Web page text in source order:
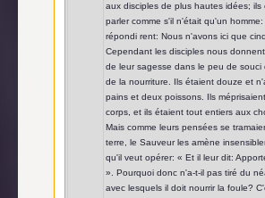
aux disciples de plus hautes idées; ils
parler comme s'il n'était qu'un
répondi rent: Nous n'avons ici que
Cependant les disciples nous
de leur sagesse dans le peu de souci
de la nourriture. Ils étaient douze et
pains et deux poissons. Ils
corps, et ils étaient tout entiers aux
Mais comme leurs pensées se
terre, le Sauveur les amène
qu'il veut opérer: « Et il leur dit:
». Pourquoi donc n'a-t-il pas tiré du
avec lesquels il doit nourrir la foule?